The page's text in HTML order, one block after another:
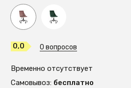
0,0 0 вопросов
Временно отсутствует
Самовывоз: бесплатно